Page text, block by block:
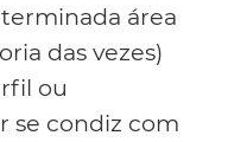
área
das vezes)
ou
se condiz com